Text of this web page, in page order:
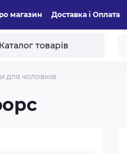
магазин Доставка і Оплата
Каталог товарів
для чоловіків